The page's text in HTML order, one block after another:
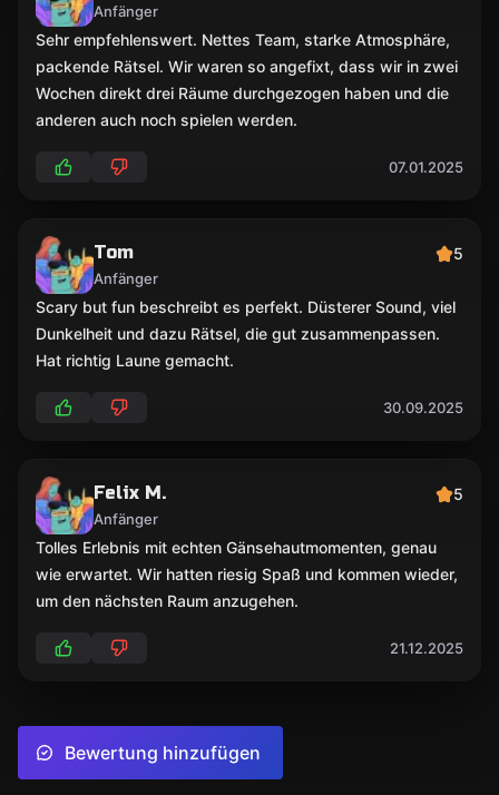
Anfänger
Sehr empfehlenswert. Nettes Team, starke Atmosphäre,
packende Rätsel. Wir waren so angefixt, dass wir in zwei
Wochen direkt drei Räume durchgezogen haben und die
anderen auch noch spielen werden.
07.01.2025
Tom
Anfänger
5
Scary but fun beschreibt es perfekt. Düsterer Sound, viel
Dunkelheit und dazu Rätsel, die gut zusammenpassen.
Hat richtig Laune gemacht.
30.09.2025
Felix M.
Anfänger
5
Tolles Erlebnis mit echten Gänsehautmomenten, genau
wie erwartet. Wir hatten riesig Spaß und kommen wieder,
um den nächsten Raum anzugehen.
21.12.2025
Bewertung hinzufügen